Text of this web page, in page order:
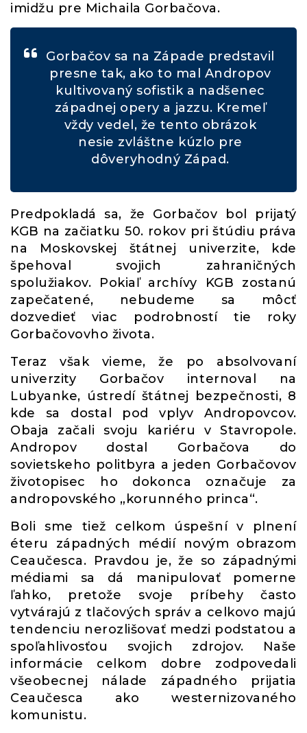
imidžu pre Michaila Gorbačova.
Gorbačov sa na Západe predstavil
presne tak, ako to mal Andropov
kultivovaný sofistik a nadšenec
západnej opery a jazzu. Kremeľ
vždy vedel, že tento obrázok
nesie zvláštne kúzlo pre
dôveryhodný Západ.
Predpokladá sa, že Gorbačov bol prijatý
KGB na začiatku 50. rokov pri štúdiu práva
na Moskovskej štátnej univerzite, kde
špehoval svojich zahraničných
spolužiakov. Pokiaľ archívy KGB zostanú
zapečatené, nebudeme sa môcť
dozvedieť viac podrobností tie roky
Gorbačovovho života.
Teraz však vieme, že po absolvovaní
univerzity Gorbačov internoval na
Lubyanke, ústredí štátnej bezpečnosti, 8
kde sa dostal pod vplyv Andropovcov.
Obaja začali svoju kariéru v Stavropole.
Andropov dostal Gorbačova do
sovietskeho politbyra a jeden Gorbačovov
životopisec ho dokonca označuje za
andropovského „korunného princa“.
Boli sme tiež celkom úspešní v plnení
éteru západných médií novým obrazom
Ceaučesca. Pravdou je, že so západnými
médiami sa dá manipulovať pomerne
ľahko, pretože svoje príbehy často
vytvárajú z tlačových správ a celkovo majú
tendenciu nerozlišovať medzi podstatou a
spoľahlivosťou svojich zdrojov. Naše
informácie celkom dobre zodpovedali
všeobecnej nálade západného prijatia
Ceaučesca ako westernizovaného
komunistu.